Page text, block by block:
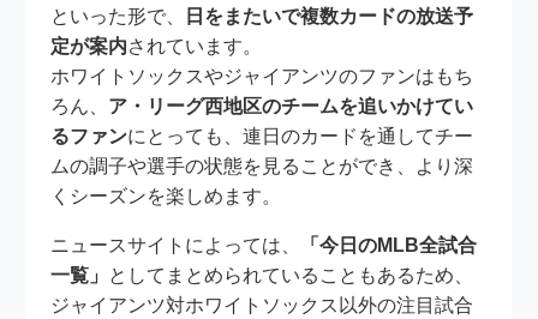
といった形で、
日をまたいで複数カードの放送予
定が案内されています。
ホワイトソックスやジャイアンツのファンはもち
ろん、 ア・リーグ西地区のチームを追いかけてい
るファンにとっても、連日のカードを通してチー
ムの調子や選手の状態を見ることができ、より深
くシーズンを楽しめます。
ニュースサイトによっては、
「今日のMLB全試合
一覧」 としてまとめられていることもあるため、
ジャイアンツ対ホワイトソックス以外の注目試合